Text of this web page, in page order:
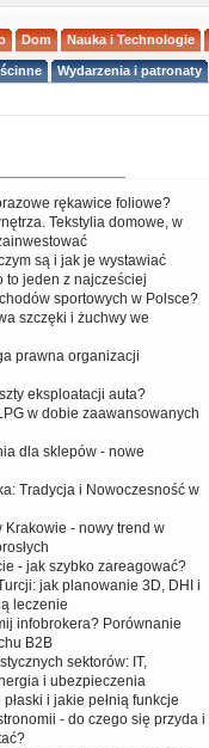
Dom Nauka i Technologie
Wydarzenia i patronaty
rękawice foliowe?
Tekstylia domowe, w
są i jak je wystawiać
to jeden z najcześciej
sportowych w Polsce?
szczęki i żuchwy we
prawna organizacji
eksploatacji auta?
w dobie zaawansowanych
dla sklepów - nowe
Tradycja i Nowoczesność w
Krakowie - nowy trend w
- jak szybko zareagować?
jak planowanie 3D, DHI i
leczenie
infobrokera? Porównanie
B2B
sektorów: IT,
i ubezpieczenia
i jakie pełnią funkcje
- do czego się przyda i